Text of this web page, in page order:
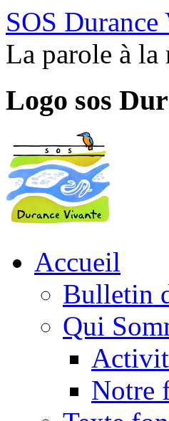
SOS Durance
La parole à la
Logo sos
Accueil
Bulletin
Qui
Notre